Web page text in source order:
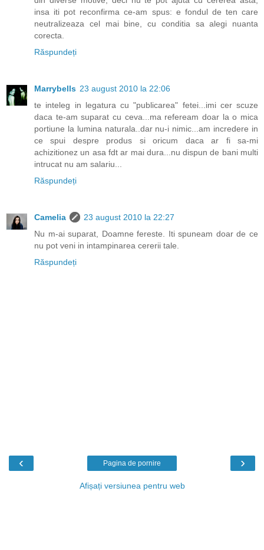
insa iti pot reconfirma ce-am spus: e fondul de ten care
neutralizeaza cel mai bine, cu conditia sa alegi nuanta
corecta.
Răspundeți
Marrybells 23 august 2010 la 22:06
te inteleg in legatura cu "publicarea" fetei...imi cer scuze
daca te-am suparat cu ceva...ma refeream doar la o mica
portiune la lumina naturala..dar nu-i nimic...am incredere in
ce spui despre produs si oricum daca ar fi sa-mi
achizitionez un asa fdt ar mai dura...nu dispun de bani multi
intrucat nu am salariu...
Răspundeți
Camelia
23 august 2010 la 22:27
Nu m-ai suparat, Doamne fereste. Iti spuneam doar de ce
nu pot veni in intampinarea cererii tale.
Răspundeți
‹ ›
Pagina de pornire
Afișați versiunea pentru web